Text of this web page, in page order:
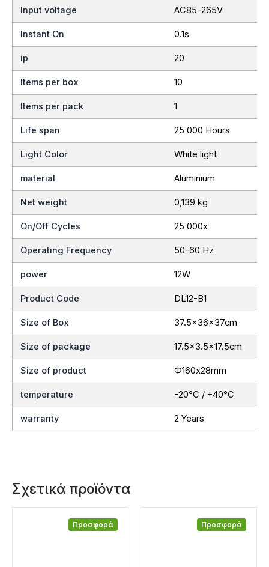
Input voltage AC85-265V
Instant On 0.1s
ip 20
Items per box 10
Items per pack 1
Life span 25 000 Hours
Light Color White light
material Aluminium
Net weight 0,139 kg
On/Off Cycles 25 000x
Operating Frequency 50-60 Hz
power 12W
Product Code DL12-B1
Size of Box 37.5x36x37cm
Size of package 17.5×3.5×17.5cm
Size of product Ф160x28mm
temperature -20°C / +40°C
warranty 2 Years
Σχετικά προϊόντα
Προσφορά Προσφορά